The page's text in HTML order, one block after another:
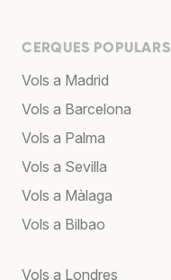
CERQUES POPULARS
Vols a Madrid
Vols a Barcelona
Vols a Palma
Vols a Sevilla
Vols a Màlaga
Vols a Bilbao
Vols a Londres